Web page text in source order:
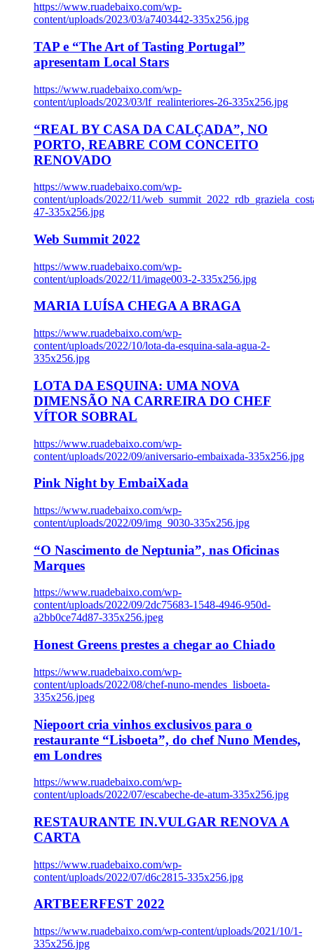
https://www.ruadebaixo.com/wp-
content/uploads/2023/03/a7403442-335x256.jpg
TAP e “The Art of Tasting Portugal”
apresentam Local Stars
https://www.ruadebaixo.com/wp-
content/uploads/2023/03/lf_realinteriores-26-335x256.jpg
“REAL BY CASA DA CALÇADA”, NO
PORTO, REABRE COM CONCEITO
RENOVADO
https://www.ruadebaixo.com/wp-
content/uploads/2022/11/
47-335x256.jpg
Web Summit 2022
https://www.ruadebaixo.com/wp-
content/uploads/2022/11/image003-2-335x256.jpg
MARIA LUÍSA CHEGA A BRAGA
https://www.ruadebaixo.com/wp-
content/uploads/2022/10/lota-da-esquina-sala-agua-2-
335x256.jpg
LOTA DA ESQUINA: UMA NOVA
DIMENSÃO NA CARREIRA DO CHEF
VÍTOR SOBRAL
https://www.ruadebaixo.com/wp-
content/uploads/2022/09/aniversario-embaixada-335x256.jpg
Pink Night by EmbaiXada
https://www.ruadebaixo.com/wp-
content/uploads/2022/09/img_9030-335x256.jpg
“O Nascimento de Neptunia”, nas Oficinas
Marques
https://www.ruadebaixo.com/wp-
content/uploads/2022/09/2dc75683-1548-4946-950d-
a2bb0ce74d87-335x256.jpeg
Honest Greens prestes a chegar ao Chiado
https://www.ruadebaixo.com/wp-
content/uploads/2022/08/chef-nuno-mendes_lisboeta-
335x256.jpeg
Niepoort cria vinhos exclusivos para o
restaurante “Lisboeta”, do chef Nuno Mendes,
em Londres
https://www.ruadebaixo.com/wp-
content/uploads/2022/07/escabeche-de-atum-335x256.jpg
RESTAURANTE IN.VULGAR RENOVA A
CARTA
https://www.ruadebaixo.com/wp-
content/uploads/2022/07/d6c2815-335x256.jpg
ARTBEERFEST 2022
https://www.ruadebaixo.com/wp-content/uploads/2021/10/1-
335x256.jpg